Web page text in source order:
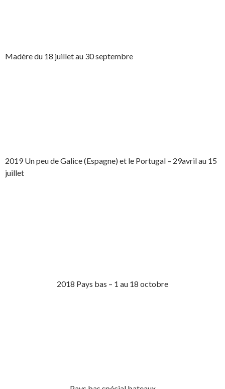
Madère du 18 juillet au 30 septembre
2019 Un peu de Galice (Espagne) et le Portugal – 29avril au 15
juillet
2018 Pays bas – 1 au 18 octobre